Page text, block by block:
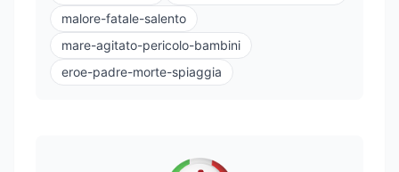
malore-fatale-salento
mare-agitato-pericolo-bambini
eroe-padre-morte-spiaggia